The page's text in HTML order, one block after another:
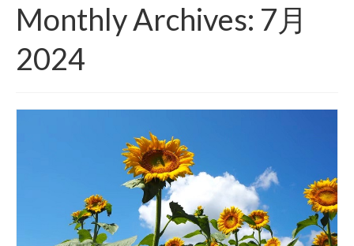
会社概要
工場及び施設
オンラインショップ
SDGsへの取組み
お知らせ
Monthly Archives: 7月
2024